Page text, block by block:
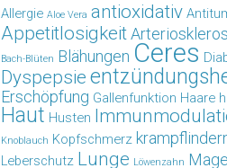
Allergie Aloe Vera antioxidativ
Appetitlosigkeit
Bach-Blüten Blähungen Ceres
Dyspepsie
Erschöpfung Gallenfunktion Haare
Haut Husten
Knoblauch Kopfschmerz
Leberschutz Lunge Löwenzahn